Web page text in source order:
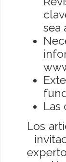
sea
Las
Los